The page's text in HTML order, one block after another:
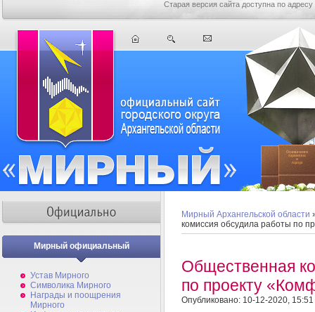
Старая версия сайта доступна по адресу
Мирный официальный
Устав Мирного
Символика Мирного
Награды и поощрения
Мирного
Мирный Архангельской области
комиссия обсудила работы по
Общественная
по проекту
Опубликовано: 10-12-2020, 15:51